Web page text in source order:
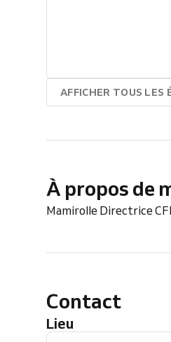
AFFICHER TOUS LES
À propos de
Mamirolle Directrice
Contact
Lieu